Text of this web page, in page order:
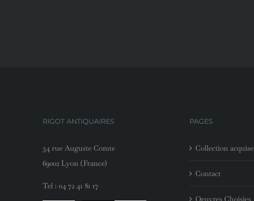
RIGOT ANTIQUAIRES
34 rue Auguste Comte
69002 Lyon (France)
Tel : 04 72 41 81 17
PAGES
Collection acquise
Contact
Oeuvres Choisies